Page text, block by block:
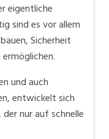
eigentliche
sind es vor allem
Sicherheit
und auch
entwickelt sich
nur auf schnelle